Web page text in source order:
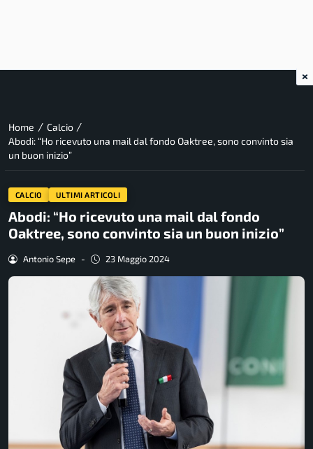
Home / Calcio /
Abodi: “Ho ricevuto una mail dal fondo Oaktree, sono convinto sia
un buon inizio”
CALCIO ULTIMI ARTICOLI
Abodi: “Ho ricevuto una mail dal fondo
Oaktree, sono convinto sia un buon inizio”
Antonio Sepe - 23 Maggio 2024
×